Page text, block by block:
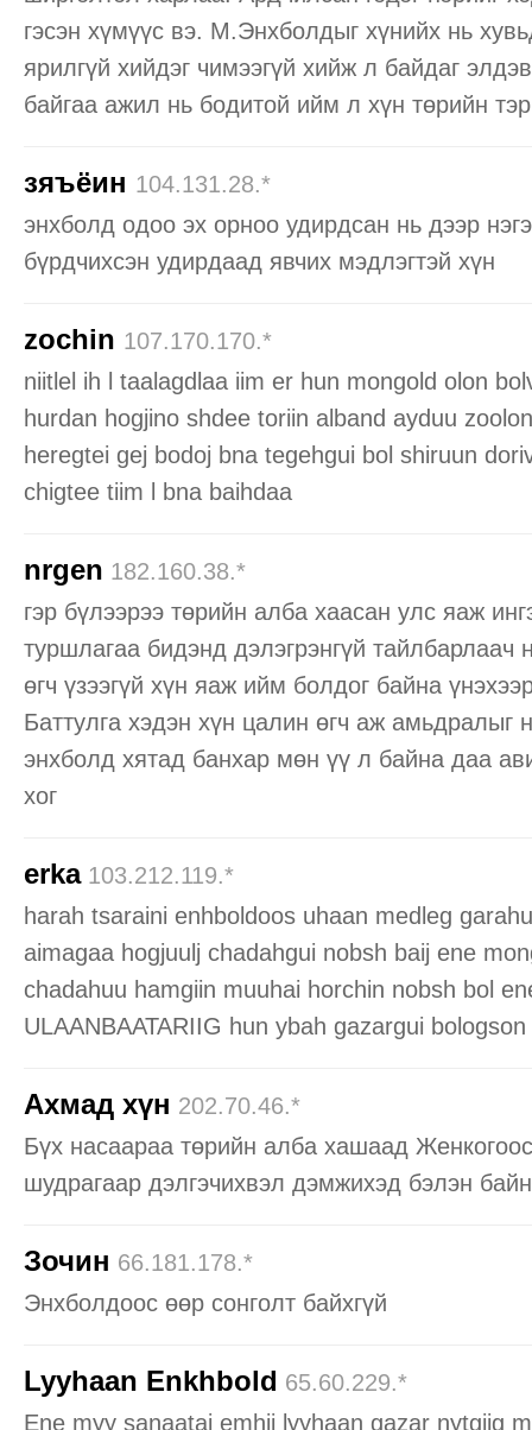
гэсэн хүмүүс вэ. М.Энхболдыг хүнийх нь
ярилгүй хийдэг чимээгүй хийж л байдаг
байгаа ажил нь бодитой ийм л хүн төрийн
зяъёин 104.131.28.*
энхболд одоо эх орноо удирдсан нь дээр
бүрдчихсэн удирдаад явчих мэдлэгтэй хүн
zochin 107.170.170.*
niitlel ih l taalagdlaa iim er hun mongold olon
hurdan hogjino shdee toriin alband ayduu
heregtei gej bodoj bna tegehgui bol shiruun
chigtee tiim l bna baihdaa
nrgen 182.160.38.*
гэр бүлээрээ төрийн алба хаасан улс яаж
туршлагаа бидэнд дэлэгрэнгүй тайлбарлаач
өгч үзээгүй хүн яаж ийм болдог байна
Баттулга хэдэн хүн цалин өгч аж амьдралыг
энхболд хятад банхар мөн үү л байна даа
хог
erka 103.212.119.*
harah tsaraini enhboldoos uhaan medleg
aimagaa hogjuulj chadahgui nobsh baij ene
chadahuu hamgiin muuhai horchin nobsh bol
ULAANBAATARIIG hun ybah gazargui
Ахмад хүн 202.70.46.*
Бүх насаараа төрийн алба хашаад
шудрагаар дэлгэчихвэл дэмжихэд бэлэн
Зочин 66.181.178.*
Энхболдоос өөр сонголт байхгүй
Lyyhaan Enkhbold 65.60.229.*
Ene myy sanaatai emhii lyyhaan gazar nytgiig